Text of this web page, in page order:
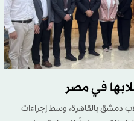
في مصر
دمشق بالقاهرة، وسط إجراءات